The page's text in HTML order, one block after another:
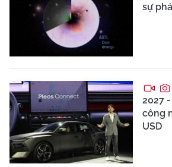
sự
2027
công
USD